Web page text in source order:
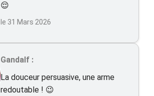
😌
le 31 Mars 2026
Gandalf :
La douceur persuasive, une arme
redoutable ! 😉